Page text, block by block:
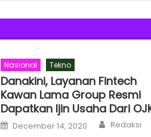
Nasional Tekno
Danakini, Layanan Fintech
Kawan Lama Group Resmi
Dapatkan Ijin Usaha Dari
Posted
on
December 14, 2020 Author
Redaksi